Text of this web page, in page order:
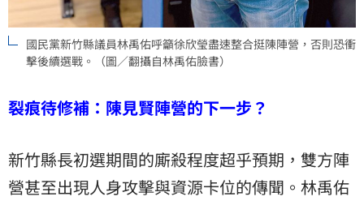
國民黨新竹縣議員林禹佑呼籲徐欣瑩盡速整合挺陳陣營，否則恐衝
擊後續選戰。（圖／翻攝自林禹佑臉書）
裂痕待修補：陳見賢陣營的下一步？
新竹縣長初選期間的廝殺程度超乎預期，雙方陣
營甚至出現人身攻擊與資源卡位的傳聞。林禹佑